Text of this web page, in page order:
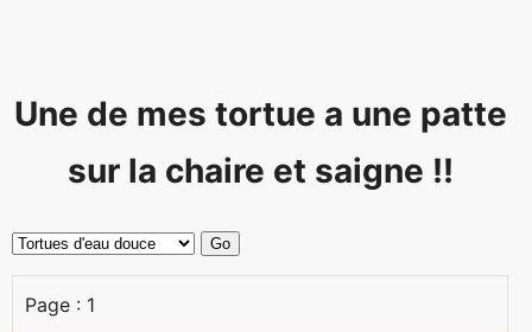
Une de mes tortue a une patte
sur la chaire et saigne !!
Page : 1